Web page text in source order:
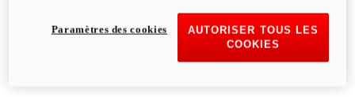
AUTORISER TOUS LES
COOKIES
Paramètres des cookies